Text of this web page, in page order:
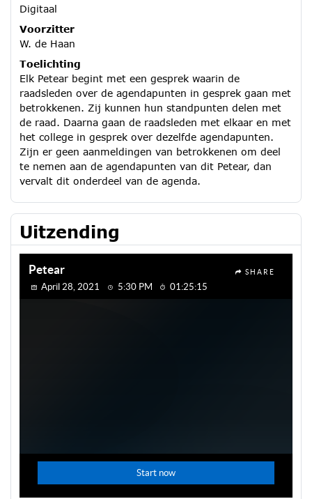
Digitaal
Voorzitter
W. de Haan
Toelichting
Elk Petear begint met een gesprek waarin de
raadsleden over de agendapunten in gesprek gaan met
betrokkenen. Zij kunnen hun standpunten delen met
de raad. Daarna gaan de raadsleden met elkaar en met
het college in gesprek over dezelfde agendapunten.
Zijn er geen aanmeldingen van betrokkenen om deel
te nemen aan de agendapunten van dit Petear, dan
vervalt dit onderdeel van de agenda.
Uitzending